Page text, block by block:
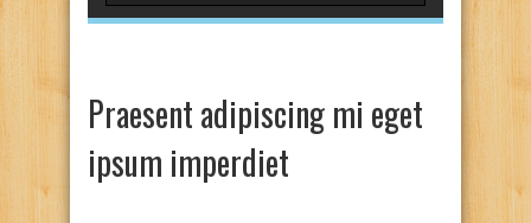
Praesent adipiscing mi eget
ipsum imperdiet